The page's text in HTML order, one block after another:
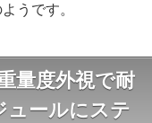
うです。
量度外視で耐
ュールにステ